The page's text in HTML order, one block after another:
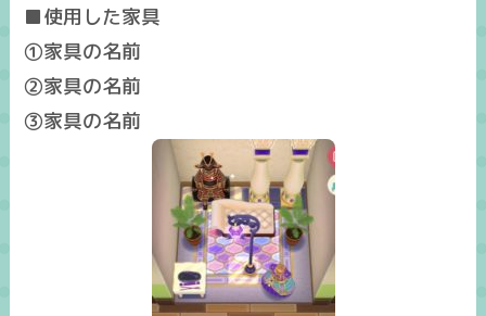
■使用した家具
①家具の名前
②家具の名前
③家具の名前